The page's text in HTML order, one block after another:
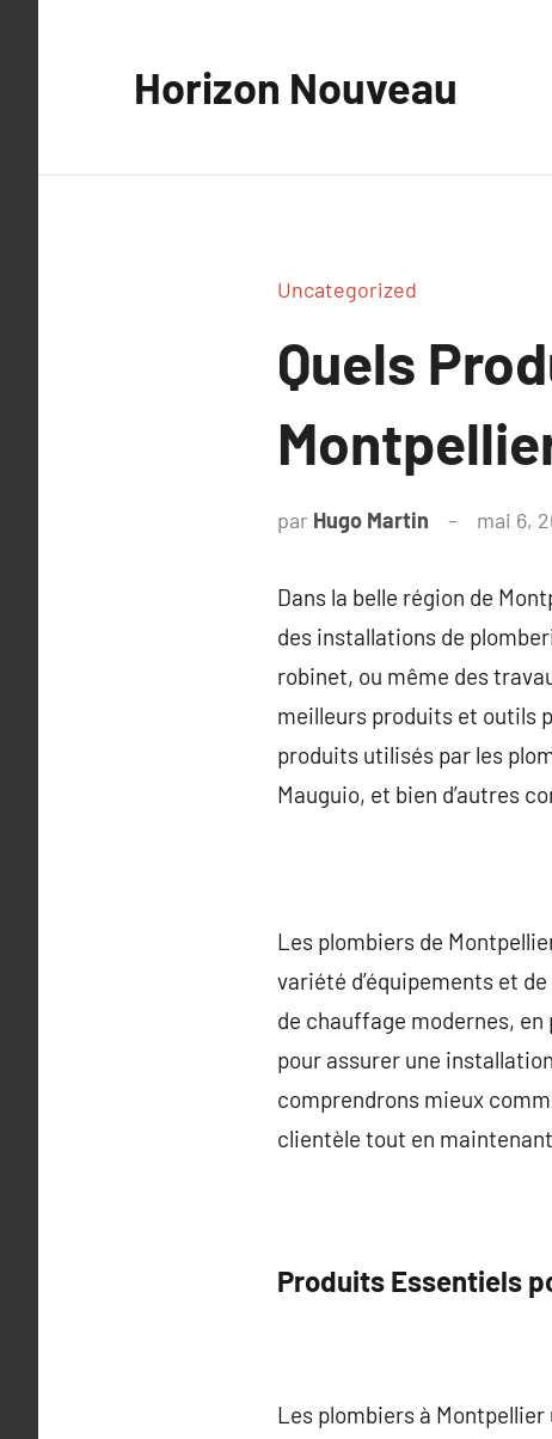
Horizon Nouveau
Uncategorized
Quels
par Hugo Martin mai 6,
Dans la belle région de
des installations de
robinet, ou même des
meilleurs produits et outils
produits utilisés par les
Mauguio, et bien d’autres
Les plombiers de
variété d’équipements et
de chauffage modernes,
pour assurer une
comprendrons mieux
clientèle tout en
Produits Essentiels
Les plombiers à